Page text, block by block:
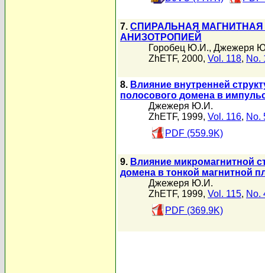
7. СПИРАЛЬНАЯ МАГНИТНАЯ
АНИЗОТРОПИЕЙ
Горобец Ю.И., Джежеря
ZhETF, 2000, Vol. 118, No.
8. Влияние внутренней
полосового домена в
Джежеря Ю.И.
ZhETF, 1999, Vol. 116, No.
PDF (559.9K)
9. Влияние микромагнитной
домена в тонкой магнитной
Джежеря Ю.И.
ZhETF, 1999, Vol. 115, No.
PDF (369.9K)